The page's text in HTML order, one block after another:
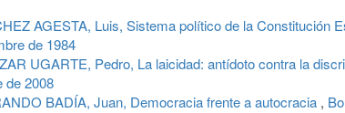
AGESTA, Luis, Sistema político de la Constitución
de 1984
UGARTE, Pedro, La laicidad: antídoto contra la
de 2008
BADÍA, Juan, Democracia frente a autocracia ,